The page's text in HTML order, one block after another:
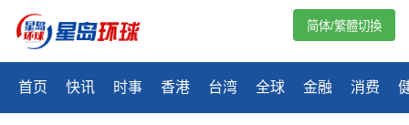
首页 快讯 时事 香港 台湾 全球 金融 消费
简体/繁體切換